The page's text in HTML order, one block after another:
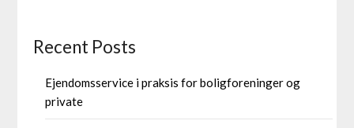
Recent Posts
Ejendomsservice i praksis for boligforeninger og
private